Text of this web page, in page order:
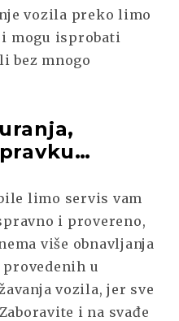
vozila preko limo
mogu isprobati
bez mnogo
limo servis vam
i provereno,
više obnavljanja
u
vozila, jer sve
i na svađe